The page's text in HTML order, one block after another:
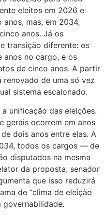
eleitos em 2026 e
mas, em 2034,
anos. Já os
transição diferente: os
anos no cargo, e os
de cinco anos. A partir
de uma só vez
sistema escalonado.
unificação das eleições.
gerais ocorrem em anos
dois anos entre elas. A
todos os cargos — de
disputados na mesma
da proposta, senador
que isso reduzirá
de “clima de eleição
governabilidade.